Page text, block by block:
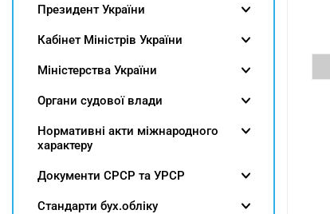
Президент України
Кабінет Міністрів України
Міністерства України
Органи судової влади
Нормативні акти міжнародного
характеру
Документи СРСР та УРСР
Cтандарти бух.обліку